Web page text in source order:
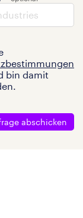
bin damit
abschicken